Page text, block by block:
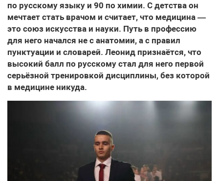
по русскому языку и 90 по химии. С детства он
мечтает стать врачом и считает, что медицина —
это союз искусства и науки. Путь в профессию
для него начался не с анатомии, а с правил
пунктуации и словарей. Леонид признаётся, что
высокий балл по русскому стал для него первой
серьёзной тренировкой дисциплины, без которой
в медицине никуда.